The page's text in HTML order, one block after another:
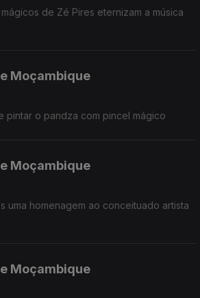
de Zé Pires eternizam a música
Moçambique
pintar o pandza com pincel mágico
Moçambique
uma homenagem ao conceituado artista
Moçambique